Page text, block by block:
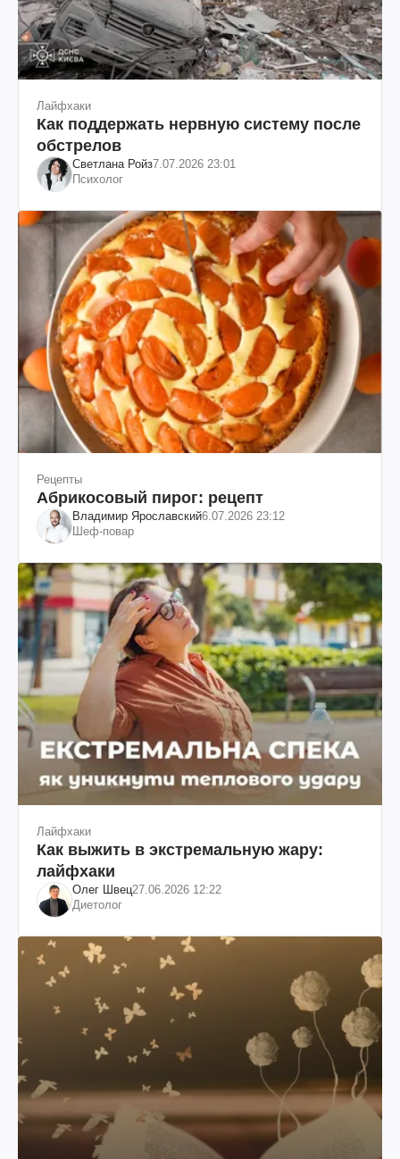
Лайфхаки
Как поддержать нервную систему после
обстрелов
Светлана Ройз7.07.2026 23:01
Психолог
Рецепты
Абрикосовый пирог: рецепт
Владимир Ярославский6.07.2026 23:12
Шеф-повар
Лайфхаки
Как выжить в экстремальную жару:
лайфхаки
Олег Швец27.06.2026 12:22
Диетолог